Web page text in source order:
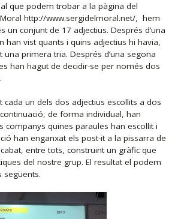
que podem trobar a la pàgina del
http://www.sergidelmoral.net/, hem
un conjunt de 17 adjectius. Després d’una
han vist quants i quins adjectius hi havia,
primera tria. Després d’una segona
han hagut de decidir-se per només dos
cada un dels dos adjectius escollits a dos
de forma individual, han
companys quines paraules han escollit i
han enganxat els post-it a la pissarra de
entre tots, construint un gràfic que
del nostre grup. El resultat el podem
següents.